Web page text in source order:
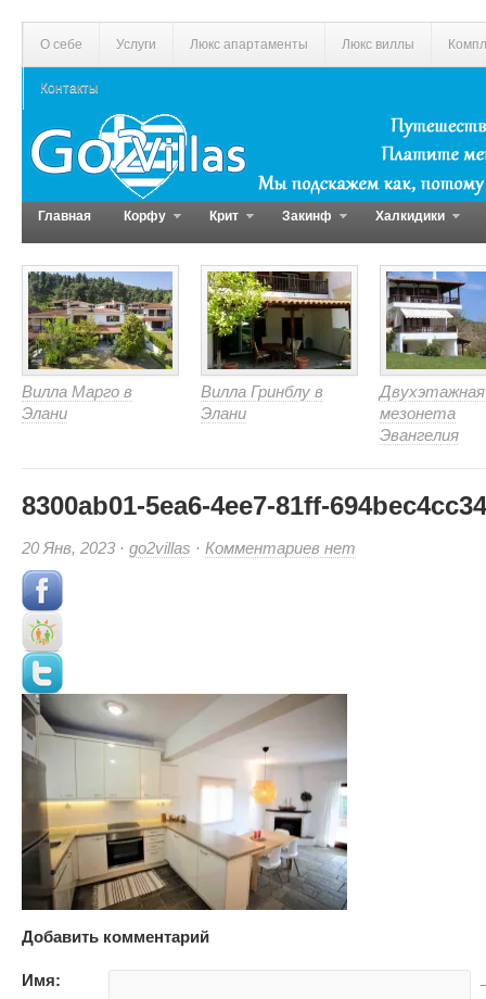
О себе Услуги Люкс апартаменты Люкс виллы
Контакты
Главная Корфу Крит Закинф Халкидики
Вилла Марго в
Элани
Вилла Гринблу в
Элани
Двухэтажная
мезонета
Эвангелия
8300ab01-5ea6-4ee7-81ff-
20 Янв, 2023 · go2villas · Комментариевк
(Small)
нет
Добавить комментарий
Имя: